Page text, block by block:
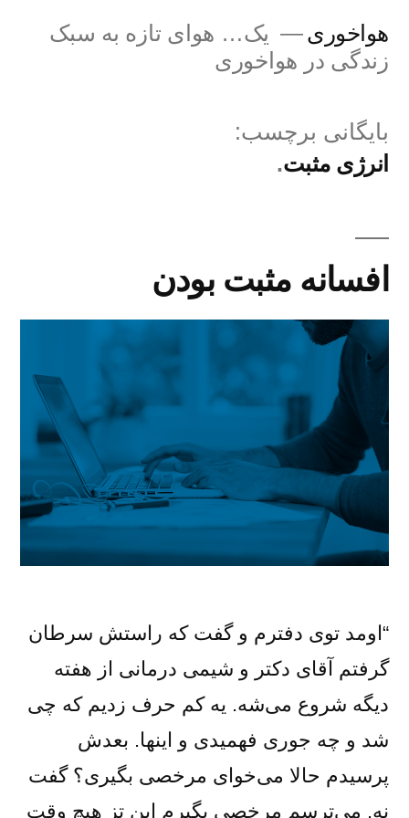
هواخوری
یک… هوای تازه به سبک
زندگی در هواخوری
بایگانی برچسب:
انرژی مثبت
افسانه مثبت بودن
“اومد توی دفترم و گفت که راستش سرطان
گرفتم آقای دکتر و شیمی درمانی از هفته
دیگه شروع می‌شه. یه کم حرف زدیم که چی
شد و چه جوری فهمیدی و اینها. بعدش
پرسیدم حالا می‌خوای مرخصی بگیری؟ گفت
نه. می‌ترسم مرخصی بگیرم این تز هیچ وقت